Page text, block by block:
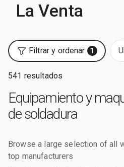
La Venta
Filtrar y ordenar 1
541 resultados
Equipamiento y
de soldadura
Browse a large selection of all
top manufacturers